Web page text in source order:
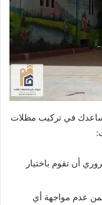
في تركيب مظلات
أن تقوم باختيار
عدم مواجهة أي